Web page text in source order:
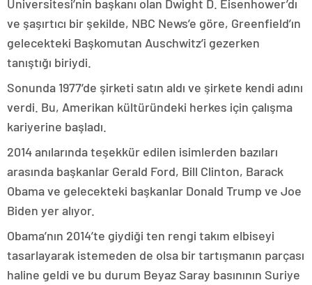
Üniversitesi’nin başkanı olan Dwight D. Eisenhower’dı
ve şaşırtıcı bir şekilde, NBC News’e göre, Greenfield’ın
gelecekteki Başkomutan Auschwitz’i gezerken
tanıştığı biriydi.
Sonunda 1977’de şirketi satın aldı ve şirkete kendi adını
verdi. Bu, Amerikan kültüründeki herkes için çalışma
kariyerine başladı.
2014 anılarında teşekkür edilen isimlerden bazıları
arasında başkanlar Gerald Ford, Bill Clinton, Barack
Obama ve gelecekteki başkanlar Donald Trump ve Joe
Biden yer alıyor.
Obama’nın 2014’te giydiği ten rengi takım elbiseyi
tasarlayarak istemeden de olsa bir tartışmanın parçası
haline geldi ve bu durum Beyaz Saray basınının Suriye